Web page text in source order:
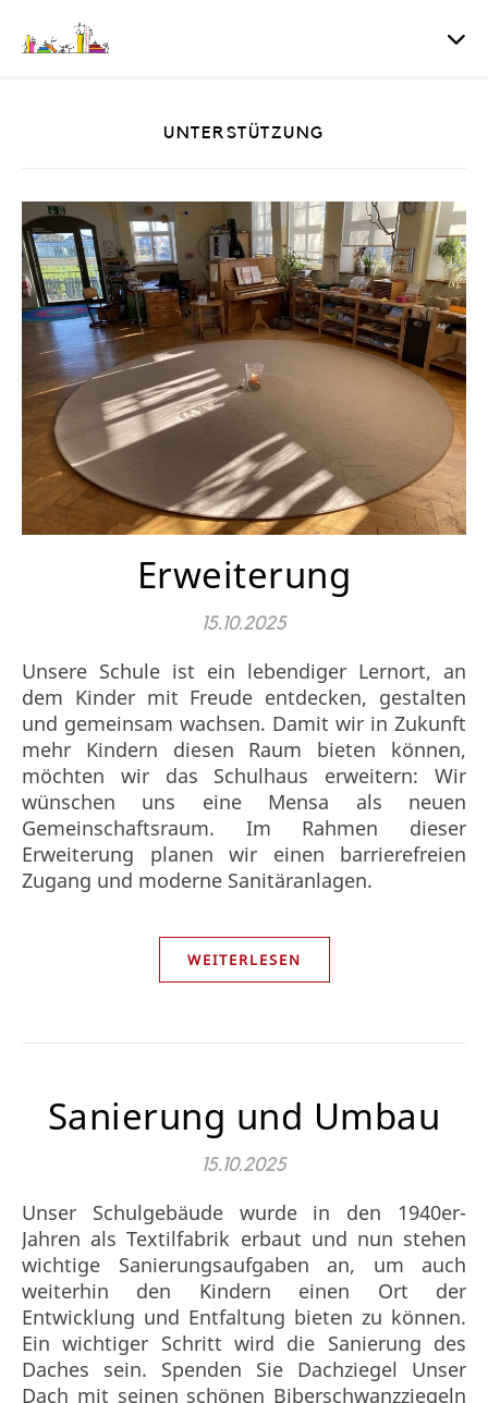
UNTERSTÜTZUNG
Erweiterung
15.10.2025
Unsere Schule ist ein lebendiger Lernort, an
dem Kinder mit Freude entdecken, gestalten
und gemeinsam wachsen. Damit wir in Zukunft
mehr Kindern diesen Raum bieten können,
möchten wir das Schulhaus erweitern: Wir
wünschen uns eine Mensa als neuen
Gemeinschaftsraum. Im Rahmen dieser
Erweiterung planen wir einen barrierefreien
Zugang und moderne Sanitäranlagen.
WEITERLESEN
Sanierung und Umbau
15.10.2025
Unser Schulgebäude wurde in den 1940er-
Jahren als Textilfabrik erbaut und nun stehen
wichtige Sanierungsaufgaben an, um auch
weiterhin den Kindern einen Ort der
Entwicklung und Entfaltung bieten zu können.
Ein wichtiger Schritt wird die Sanierung des
Daches sein. Spenden Sie Dachziegel Unser
Dach mit seinen schönen Biberschwanzziegeln